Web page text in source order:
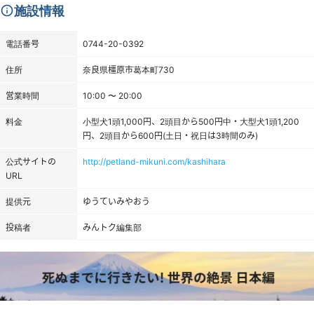
施設情報
電話番号 0744-20-0392
住所 奈良県橿原市葛本町730
営業時間 10:00 〜 20:00
料金
小型犬1頭1,000円、2頭目から500円中・大型犬1頭1,200
円、2頭目から600円(土日・祝日は3時間のみ)
公式サイトの
URL
http://petland-mikuni.com/kashihara
提供元 ゆうていみやおう
投稿者 みんトク編集部